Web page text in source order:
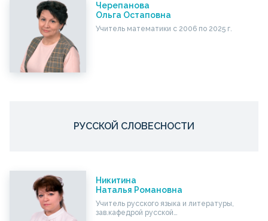
Черепанова
Ольга Остаповна
Учитель математики с 2006 по 2025 г.
РУССКОЙ СЛОВЕСНОСТИ
Никитина
Наталья Романовна
Учитель русского языка и литературы,
зав.кафедрой русской…